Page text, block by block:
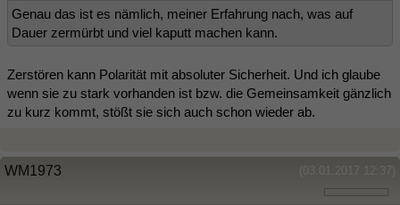
Genau das ist es nämlich, meiner Erfahrung nach, was auf
Dauer zermürbt und viel kaputt machen kann.
Zerstören kann Polarität mit absoluter Sicherheit. Und ich glaube
wenn sie zu stark vorhanden ist bzw. die Gemeinsamkeit gänzlich
zu kurz kommt, stößt sie sich auch schon wieder ab.
(03.01.2017 12:37)
WM1973